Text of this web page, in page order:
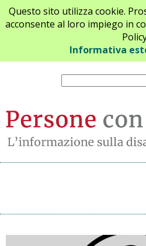
Questo sito utilizza cookie.
acconsente al loro impiego in
Informativa
Chi siamo
Archivio notizie